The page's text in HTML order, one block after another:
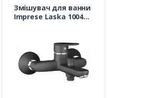
Змішувач для ванни
Imprese Laska 10040B